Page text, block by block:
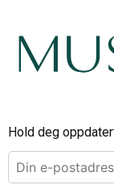
Hold deg